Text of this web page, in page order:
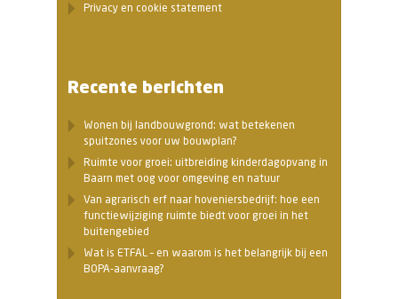
Privacy en cookie statement
Recente berichten
Wonen bij landbouwgrond: wat betekenen
spuitzones voor uw bouwplan?
Ruimte voor groei: uitbreiding kinderdagopvang in
Baarn met oog voor omgeving en natuur
Van agrarisch erf naar hoveniersbedrijf: hoe een
functiewijziging ruimte biedt voor groei in het
buitengebied
Wat is ETFAL – en waarom is het belangrijk bij een
BOPA-aanvraag?